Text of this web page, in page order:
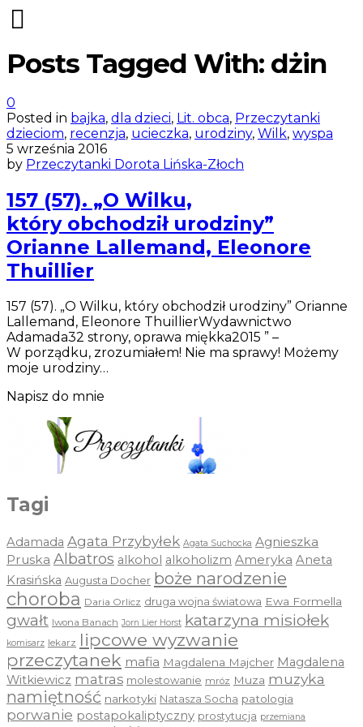
Posts Tagged With: dżin
0
Posted in bajka, dla dzieci, Lit. obca, Przeczytanki
dzieciom, recenzja, ucieczka, urodziny, Wilk, wyspa
5 września 2016
by Przeczytanki Dorota Lińska-Złoch
157 (57). „O Wilku,
który obchodził urodziny”
Orianne Lallemand, Eleonore
Thuillier
157 (57). „O Wilku, który obchodził urodziny” Orianne
Lallemand, Eleonore ThuillierWydawnictwo
Adamada32 strony, oprawa miękka2015 ” –
W porządku, zrozumiałem! Nie ma sprawy! Możemy
moje urodziny…
Napisz do mnie
Tagi
Adamada Agata Przybyłek Agata Suchocka Agnieszka
Pruska Albatros alkohol alkoholizm Ameryka Aneta
Krasińska Augusta Docher boże narodzenie
choroba Daria Orlicz druga wojna światowa Ewa Formella
gwałt Iwona Banach Jorn Lier Horst katarzyna misiołek
komisarz lekarz lipcowe wyzwanie
przeczytanek mafia Magdalena Majcher Magdalena
Witkiewicz matras molestowanie mróz Muza muzyka
namiętność narkotyki Natasza Socha patologia
porwanie postapokaliptyczny prostytucja przemiana